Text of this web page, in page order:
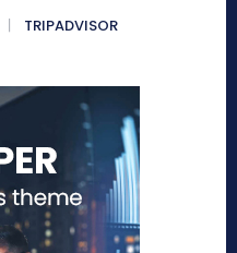
TRIPADVISOR